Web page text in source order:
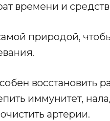
времени и
природой,
восстановить
иммунитет,
артерии.